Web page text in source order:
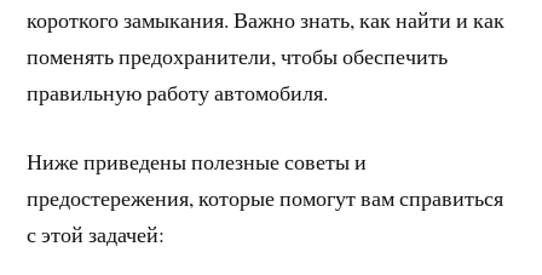
короткого замыкания. Важно знать, как найти и как
поменять предохранители, чтобы обеспечить
правильную работу автомобиля.
Ниже приведены полезные советы и
предостережения, которые помогут вам справиться
с этой задачей: